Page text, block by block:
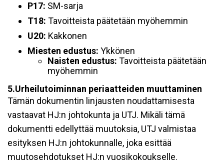
P17: SM-sarja
T18: Tavoitteista päätetään myöhemmin
U20: Kakkonen
Miesten edustus: Ykkönen
Naisten edustus: Tavoitteista päätetään
myöhemmin
5.Urheilutoiminnan periaatteiden muuttaminen
Tämän dokumentin linjausten noudattamisesta
vastaavat HJ:n johtokunta ja UTJ. Mikäli tämä
dokumentti edellyttää muutoksia, UTJ valmistaa
esityksen HJ:n johtokunnalle, joka esittää
muutosehdotukset HJ:n vuosikokoukselle.